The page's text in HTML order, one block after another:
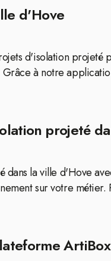
d'Hove
d'isolation projeté
à notre
projeté
la ville d'Hove
sur votre